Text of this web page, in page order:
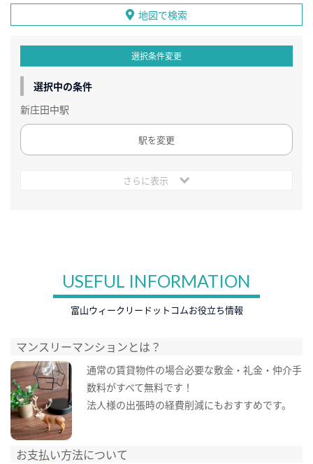
地図で検索
選択条件変更
選択中の条件
新庄田中駅
駅を変更
さらに表示
USEFUL INFORMATION
富山ウィークリードットコムお役立ち情報
マンスリーマンションとは？
通常の賃貸物件の場合必要な敷金・礼金・仲介手
数料がすべて無料です！
法人様の出張時の経費削減にもおすすめです。
お支払い方法について